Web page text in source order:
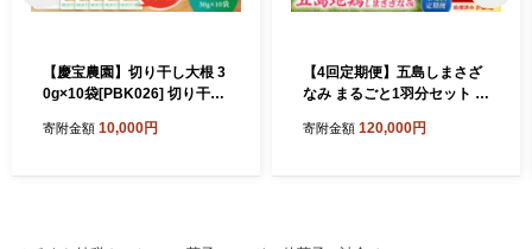
【慶宝農園】切り干し大根 3
0g×10袋[PBK026] 切り干し
こん 小分け 野菜 乾物 乾燥
寄附金額 10,000円
【4回定期便】五島しまさざ
なみ まるごと1羽分セット 冷
なみ農園 [PHH003]
寄附金額 120,000円